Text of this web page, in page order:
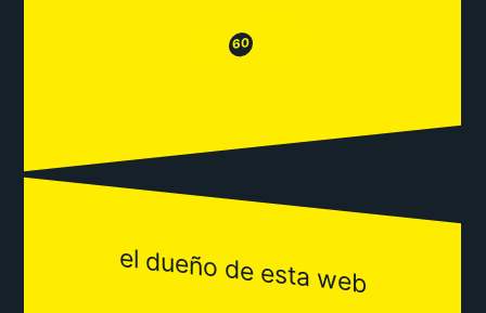
😒60😂
el dueño de esta web